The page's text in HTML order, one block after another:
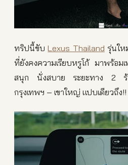
ทริปนี้ขับLexus Thailand รุ่นใ
ที่ยังคงความเรียบหรูโก้ มาพร้อม
สนุก นั่งสบาย ระยะทาง 2 ร้
กรุงเทพฯ – เขาใหญ่ แปบเดียวถึง!!